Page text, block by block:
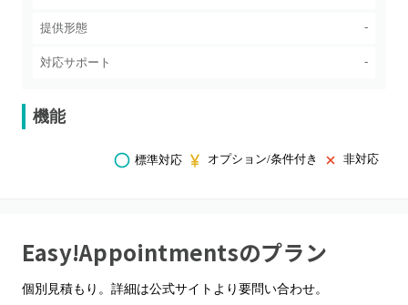
提供形態 -
対応サポート -
機能
標準対応 オプション/条件付き 非対応
Easy!Appointmentsのプラン
個別見積もり。詳細は公式サイトより要問い合わせ。